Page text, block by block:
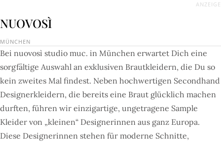
ANZEIGE
NUOVOSÌ
MÜNCHEN
Bei nuovosì studio muc. in München erwartet Dich eine
sorgfältige Auswahl an exklusiven Brautkleidern, die Du so
kein zweites Mal findest. Neben hochwertigen Secondhand
Designerkleidern, die bereits eine Braut glücklich machen
durften, führen wir einzigartige, ungetragene Sample
Kleider von „kleinen“ Designerinnen aus ganz Europa.
Diese Designerinnen stehen für moderne Schnitte,